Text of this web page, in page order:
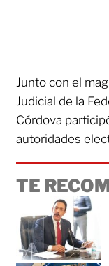
Junto con el
Judicial de la
Córdova
autoridades
TE